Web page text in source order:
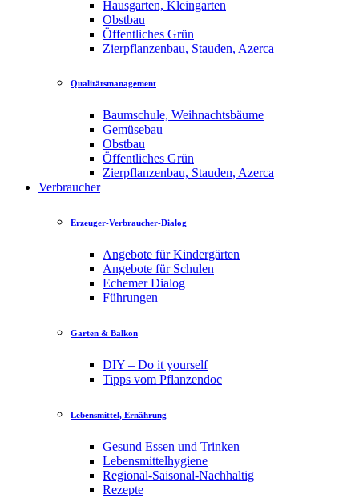
Hausgarten, Kleingarten
Obstbau
Öffentliches Grün
Zierpflanzenbau, Stauden, Azerca
Qualitätsmanagement
Baumschule, Weihnachtsbäume
Gemüsebau
Obstbau
Öffentliches Grün
Zierpflanzenbau, Stauden, Azerca
Verbraucher
Erzeuger-Verbraucher-Dialog
Angebote für Kindergärten
Angebote für Schulen
Echemer Dialog
Führungen
Garten & Balkon
DIY – Do it yourself
Tipps vom Pflanzendoc
Lebensmittel, Ernährung
Gesund Essen und Trinken
Lebensmittelhygiene
Regional-Saisonal-Nachhaltig
Rezepte